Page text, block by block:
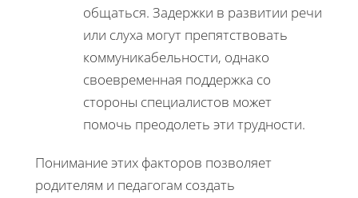
общаться. Задержки в развитии речи
или слуха могут препятствовать
коммуникабельности, однако
своевременная поддержка со
стороны специалистов может
помочь преодолеть эти трудности.
Понимание этих факторов позволяет
родителям и педагогам создать